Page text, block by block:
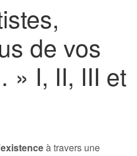
de vos
I, II, III et
à travers une